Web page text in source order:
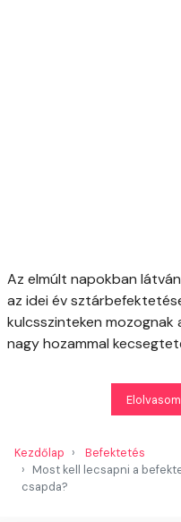
Az elmúlt napokban
az idei év
kulcsszinteken mozognak
nagy hozammal
Kezdőlap
Befektetés
Most kell lecsapni a
csapda?